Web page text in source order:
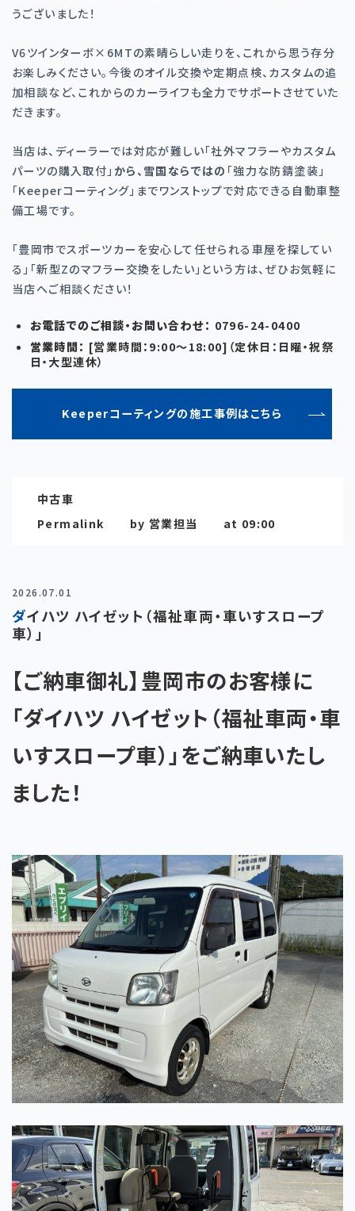
うございました！
V6ツインターボ×6MTの素晴らしい走りを、これから思う存分
お楽しみください。今後のオイル交換や定期点検、カスタムの追
加相談など、これからのカーライフも全力でサポートさせていた
だきます。
当店は、ディーラーでは対応が難しい「社外マフラーやカスタム
パーツの購入取付」 から、雪国ならではの 「強力な防錆塗装」
「Keeperコーティング」までワンストップで対応できる自動車整
備工場です。
「豊岡市でスポーツカーを安心して任せられる車屋を探してい
る」「新型Zのマフラー交換をしたい」という方は、ぜひお気軽に
当店へご相談ください！
お電話でのご相談・お問い合わせ： 0796-24-0400
営業時間： [営業時間： 9:00〜18:00] （定休日：日曜・祝祭
日・大型連休）
Keeperコーティングの施工事例はこちら
中古車
Permalink
by 営業担当 at 09:00
2026.07.01
ダイハツ ハイゼット（福祉車両・車いすスロープ
車）」
【ご納車御礼】豊岡市のお客様に
「ダイハツ ハイゼット（福祉車両・車
いすスロープ車）」をご納車いたし
ました！